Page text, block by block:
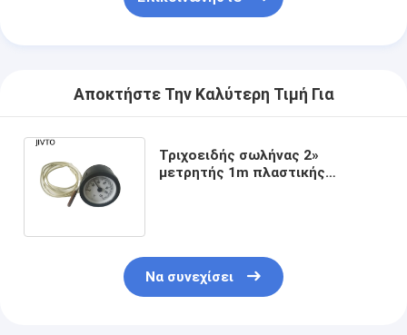
Αποκτήστε Την Καλύτερη Τιμή Για
Τριχοειδής σωλήνας 2»
μετρητής 1m πλαστικής
Να συνεχίσει